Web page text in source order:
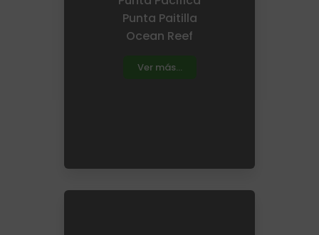
Punta Paitilla
Ocean Reef
Ver más...